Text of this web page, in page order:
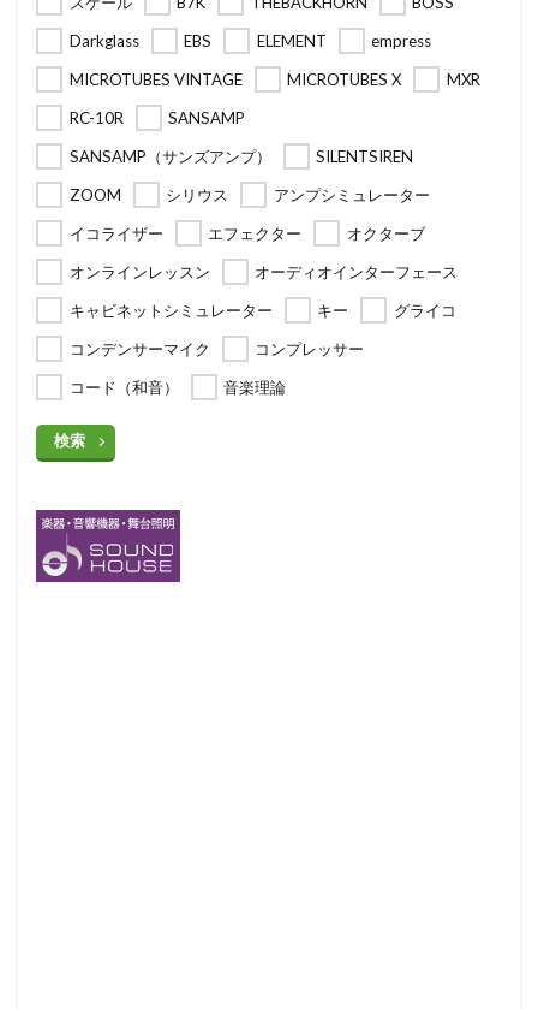
Darkglass
EBS ELEMENT
empress
MICROTUBES VINTAGE
MICROTUBES X
MXR
RC-10R
SANSAMP
SANSAMP（サンズアンプ）
SILENTSIREN
ZOOM
シリウス
アンプシミュレーター
イコライザー
エフェクター
オクターブ
オンラインレッスン
オーディオインターフェース
キャビネットシミュレーター
キー
グライコ
コンデンサーマイク
コンプレッサー
コード（和音）
音楽理論
検索